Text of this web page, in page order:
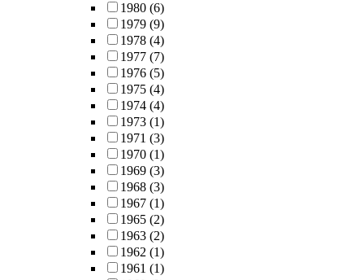
1980 (6)
1979 (9)
1978 (4)
1977 (7)
1976 (5)
1975 (4)
1974 (4)
1973 (1)
1971 (3)
1970 (1)
1969 (3)
1968 (3)
1967 (1)
1965 (2)
1963 (2)
1962 (1)
1961 (1)